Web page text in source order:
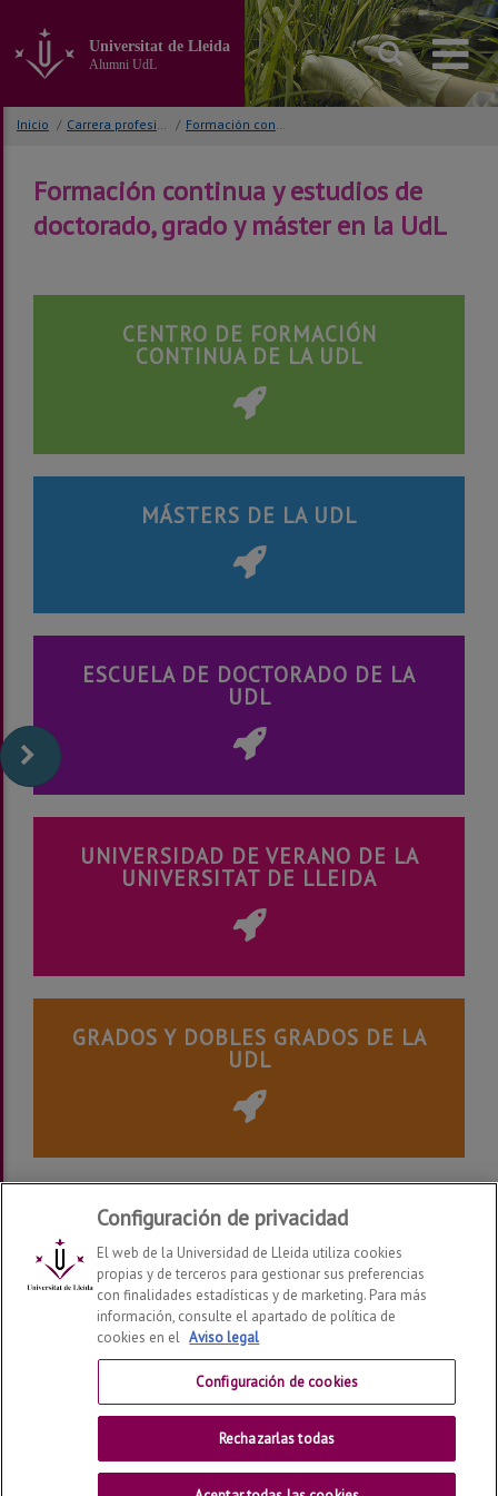
contenido
principal
Universitat de Lleida
Alumni UdL
Inicio / Carrera profesional / Formación contínua y estudiar en la UdL
Formación continua y estudios de
doctorado, grado y máster en la UdL
CENTRO DE FORMACIÓN
CONTINUA DE LA UDL
MÁSTERS DE LA UDL
ESCUELA DE DOCTORADO DE LA
UDL
UNIVERSIDAD DE VERANO DE LA
UNIVERSITAT DE LLEIDA
GRADOS Y DOBLES GRADOS DE LA
UDL
Alumni UdL2026© | Telf: +34 973 70 23 56
Aviso legal
Universidad de Lleida
Configuración de privacidad
El web de la Universidad de Lleida utiliza cookies
propias y de terceros para gestionar sus preferencias
con finalidades estadísticas y de marketing. Para más
información, consulte el apartado de política de
cookies en el Aviso legal
Configuración de cookies
Rechazarlas todas